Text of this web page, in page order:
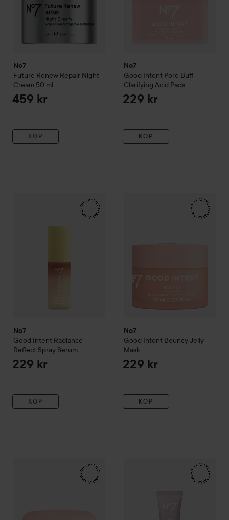
No7
Future Renew Repair Night
Cream 50 ml
459 kr
KÖP
No7
Good Intent Pore Buff
Clarifying Acid Pads
229 kr
KÖP
No7
Good Intent Radiance
Reflect Spray Serum
229 kr
KÖP
Radiance Reflect Spray Serum 229 kr
No7
Good Intent Bouncy Jelly
Mask
229 kr
KÖP
Bouncy
Silky Jelly Lip Mask Cloud